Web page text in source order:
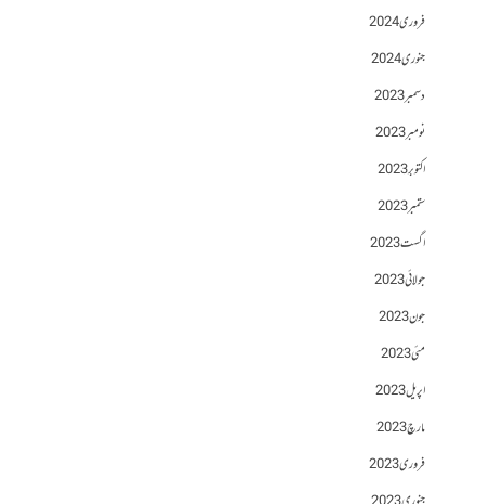
فروری 2024
جنوری 2024
دسمبر 2023
نومبر 2023
اکتوبر 2023
ستمبر 2023
اگست 2023
جولائی 2023
جون 2023
مئی 2023
اپریل 2023
مارچ 2023
فروری 2023